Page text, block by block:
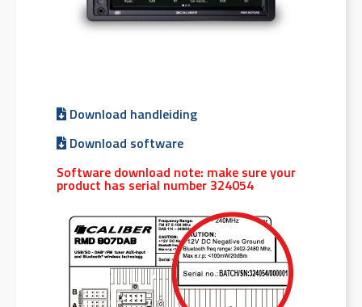
Download handleiding
Download software
Software download note: make sure your
product has serial number 324054